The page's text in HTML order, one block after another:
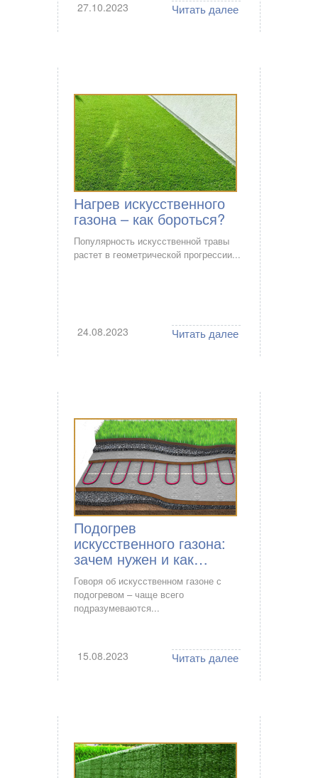
27.10.2023 Читать далее
Нагрев искусственного
газона – как бороться?
Популярность искусственной травы
растет в геометрической прогрессии...
24.08.2023 Читать далее
Подогрев
искусственного газона:
зачем нужен и как…
Говоря об искусственном газоне с
подогревом – чаще всего
подразумеваются...
15.08.2023 Читать далее